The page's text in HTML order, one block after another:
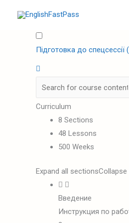
Підготовка до спецсессії
Curriculum
8 Sections
48 Lessons
500 Weeks
Expand all sections
Введение
Инструкция по